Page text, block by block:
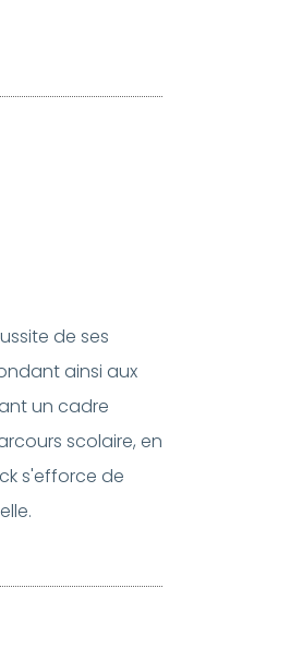
de ses
ainsi aux
un cadre
scolaire, en
s'efforce de